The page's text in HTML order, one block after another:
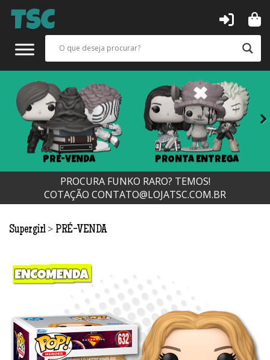
PRÉ-VENDA PRONTA ENTREGA
PROCURA FUNKO RARO? TEMOS!
COTAÇÃO CONTATO@LOJATSC.COM.BR
Supergirl > PRÉ-VENDA